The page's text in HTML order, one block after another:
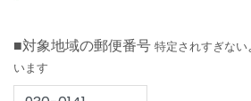
■対象地域の郵便番号 特定されすぎな
います